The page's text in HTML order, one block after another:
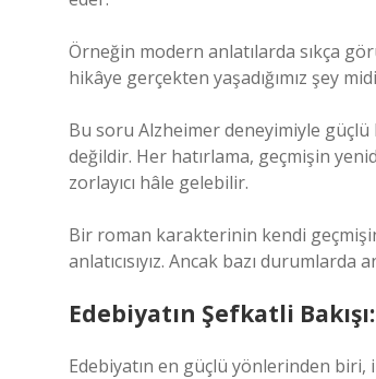
Örneğin modern anlatılarda sıkça
hikâye gerçekten yaşadığımız şey
Bu soru Alzheimer deneyimiyle güçlü
değildir. Her hatırlama, geçmişin
zorlayıcı hâle gelebilir.
Bir roman karakterinin kendi geçmişini
anlatıcısıyız. Ancak bazı
Edebiyatın Şefkatli
Edebiyatın en güçlü yönlerinden biri,